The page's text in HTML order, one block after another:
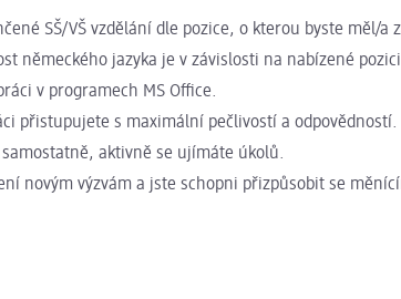
SŠ/VŠ vzdělání dle pozice, o kterou byste měl/a
německého jazyka je v závislosti na nabízené
v programech MS Office.
přistupujete s maximální pečlivostí a odpovědností.
aktivně se ujímáte úkolů.
novým výzvám a jste schopni přizpůsobit se